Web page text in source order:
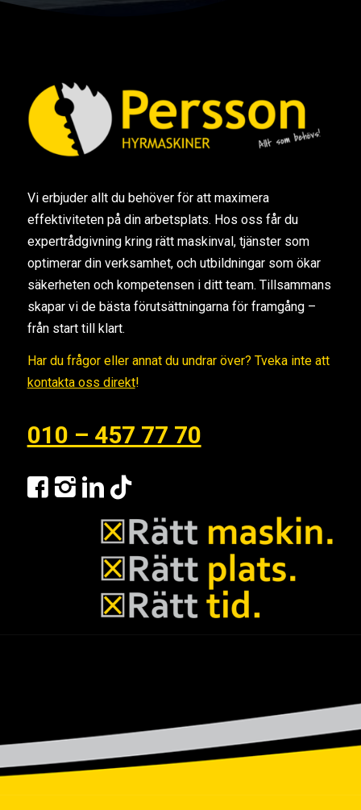
Vi erbjuder allt du behöver för att maximera
effektiviteten på din arbetsplats. Hos oss får du
expertrådgivning kring rätt maskinval, tjänster som
optimerar din verksamhet, och utbildningar som ökar
säkerheten och kompetensen i ditt team. Tillsammans
skapar vi de bästa förutsättningarna för framgång –
från start till klart.
Har du frågor eller annat du undrar över? Tveka inte att
kontakta oss direkt!
010 – 457 77 70